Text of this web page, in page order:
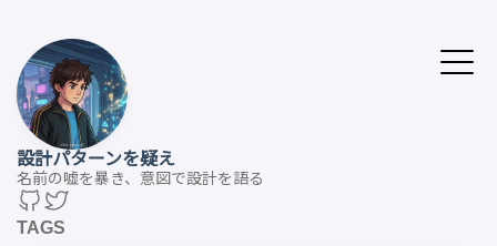
設計パターンを疑え
名前の嘘を暴き、意図で設計を語る
TAGS